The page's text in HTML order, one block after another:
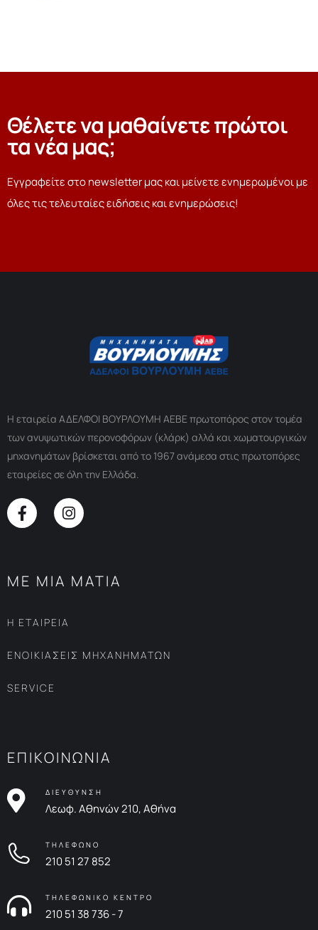
Θέλετε να μαθαίνετε πρώτοι
τα νέα μας;
Εγγραφείτε στο newsletter μας και μείνετε ενημερωμένοι με
όλες τις τελευταίες ειδήσεις και ενημερώσεις!
Η εταιρεία ΑΔΕΛΦΟΙ ΒΟΥΡΛΟΥΜΗ ΑΕΒΕ πρωτοπόρος στον τομέα
των ανυψωτικών περονοφόρων (κλάρκ) αλλά και χωματουργικών
μηχανημάτων βρίσκεται από το 1967 ανάμεσα στις πρωτοπόρες
εταιρείες σε όλη την Ελλάδα.
ΜΕ ΜΙΑ ΜΑΤΙΑ
Η ΕΤΑΙΡΕΙΑ
ΕΝΟΙΚΙΑΣΕΙΣ ΜΗΧΑΝΗΜΑΤΩΝ
SERVICE
ΕΠΙΚΟΙΝΩΝΙΑ
ΔΙΕΥΘΥΝΣΗ
Λεωφ. Αθηνών 210, Αθήνα
ΤΗΛΕΦΩΝΟ
210 51 27 852
ΤΗΛΕΦΩΝΙΚΟ ΚΕΝΤΡΟ
210 51 38 736 - 7